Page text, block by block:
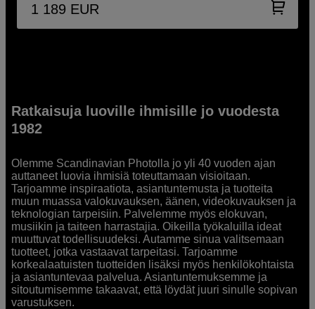
1 189 EUR
Ratkaisuja luoville ihmisille jo vuodesta
1982
Olemme Scandinavian Photolla jo yli 40 vuoden ajan
auttaneet luovia ihmisiä toteuttamaan visioitaan.
Tarjoamme inspiraatiota, asiantuntemusta ja tuotteita
muun muassa valokuvauksen, äänen, videokuvauksen ja
teknologian tarpeisiin. Palvelemme myös elokuvan,
musiikin ja taiteen harrastajia. Oikeilla työkaluilla ideat
muuttuvat todellisuudeksi. Autamme sinua valitsemaan
tuotteet, jotka vastaavat tarpeitasi. Tarjoamme
korkealaatuisten tuotteiden lisäksi myös henkilökohtaista
ja asiantuntevaa palvelua. Asiantuntemuksemme ja
sitoutumisemme takaavat, että löydät juuri sinulle sopivan
varustuksen.